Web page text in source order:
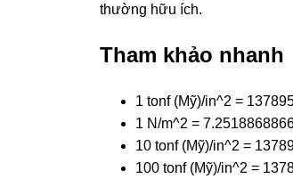
thường hữu ích.
Tham khảo nhanh
1 tonf (Mỹ)/in^2 =
1 N/m^2 =
10 tonf (Mỹ)/in^2 =
100 tonf (Mỹ)/in^2 =